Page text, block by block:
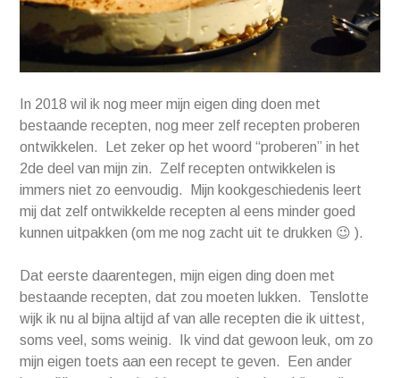
In 2018 wil ik nog meer mijn eigen ding doen met
bestaande recepten, nog meer zelf recepten proberen
ontwikkelen. Let zeker op het woord “proberen” in het
2de deel van mijn zin. Zelf recepten ontwikkelen is
immers niet zo eenvoudig. Mijn kookgeschiedenis leert
mij dat zelf ontwikkelde recepten al eens minder goed
kunnen uitpakken (om me nog zacht uit te drukken 😉 ).
Dat eerste daarentegen, mijn eigen ding doen met
bestaande recepten, dat zou moeten lukken. Tenslotte
wijk ik nu al bijna altijd af van alle recepten die ik uittest,
soms veel, soms weinig. Ik vind dat gewoon leuk, om zo
mijn eigen toets aan een recept te geven. Een ander